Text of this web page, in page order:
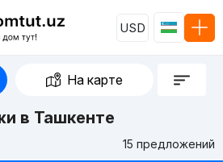
USD
На карте
в Ташкенте
15 предложений